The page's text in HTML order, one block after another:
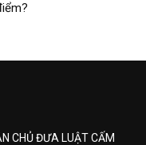
CHỦ ĐƯA LUẬT CẤM